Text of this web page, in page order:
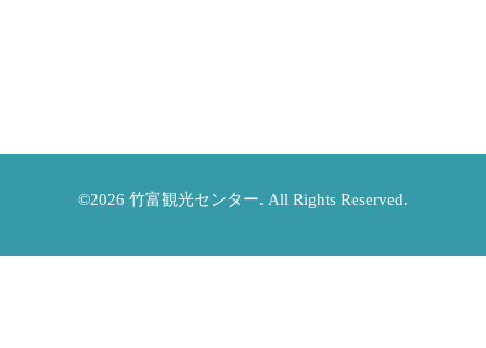
©2026 竹富観光センター. All Rights Reserved.